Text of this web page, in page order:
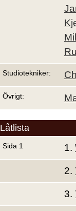
Studiotekniker:
Övrigt:
Låtlista
Sida 1 1.
2.
3.